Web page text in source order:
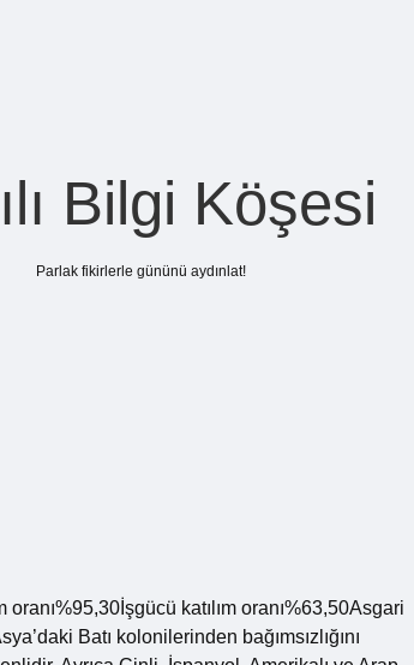
Bilgi Köşesi
Parlak fikirlerle gününü aydınlat!
katılım oranı%63,50Asgari
Batı kolonilerinden bağımsızlığını